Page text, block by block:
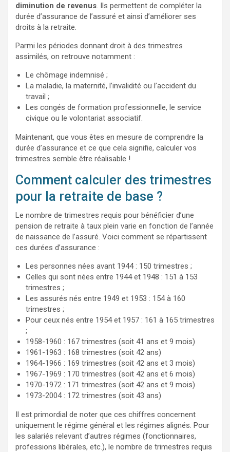
diminution de revenus. Ils permettent de compléter la
durée d’assurance de l’assuré et ainsi d’améliorer ses
droits à la retraite.
Parmi les périodes donnant droit à des trimestres
assimilés, on retrouve notamment :
Le chômage indemnisé ;
La maladie, la maternité, l’invalidité ou l’accident du
travail ;
Les congés de formation professionnelle, le service
civique ou le volontariat associatif.
Maintenant, que vous êtes en mesure de comprendre la
durée d’assurance et ce que cela signifie, calculer vos
trimestres semble être réalisable !
Comment calculer des trimestres
pour la retraite de base ?
Le nombre de trimestres requis pour bénéficier d’une
pension de retraite à taux plein varie en fonction de l’année
de naissance de l’assuré. Voici comment se répartissent
ces durées d’assurance :
Les personnes nées avant 1944 : 150 trimestres ;
Celles qui sont nées entre 1944 et 1948 : 151 à 153
trimestres ;
Les assurés nés entre 1949 et 1953 : 154 à 160
trimestres ;
Pour ceux nés entre 1954 et 1957 : 161 à 165 trimestres
;
1958-1960 : 167 trimestres (soit 41 ans et 9 mois)
1961-1963 : 168 trimestres (soit 42 ans)
1964-1966 : 169 trimestres (soit 42 ans et 3 mois)
1967-1969 : 170 trimestres (soit 42 ans et 6 mois)
1970-1972 : 171 trimestres (soit 42 ans et 9 mois)
1973-2004 : 172 trimestres (soit 43 ans)
Il est primordial de noter que ces chiffres concernent
uniquement le régime général et les régimes alignés. Pour
les salariés relevant d’autres régimes (fonctionnaires,
professions libérales, etc.), le nombre de trimestres requis